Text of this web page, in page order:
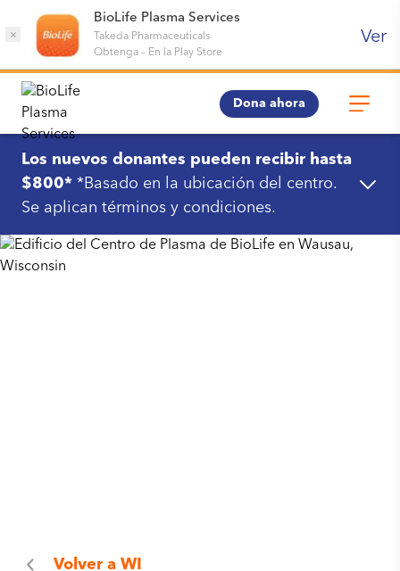
×
BioLife Plasma Services
Takeda Pharmaceuticals
Obtenga– En la Play Store
Ver
Dona ahora
Los nuevos donantes pueden recibir hasta
$800* *Basado en la ubicación del centro.
Se aplican términos y condiciones.
Volver a WI